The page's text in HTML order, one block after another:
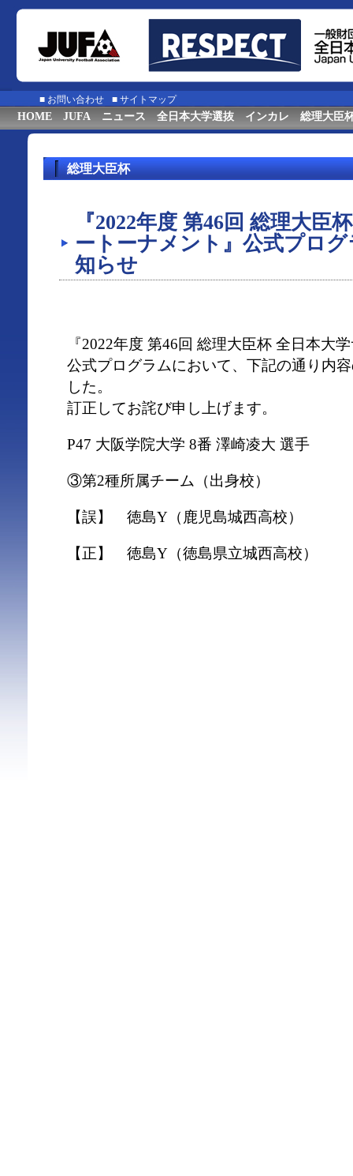
■ お問い合わせ ■ サイトマップ
HOME JUFA ニュース 全日本大学選抜 インカレ 総理大臣
総理大臣杯
『2022年度 第46回 総理大臣
ートーナメント』公式プロ
知らせ
『2022年度 第46回 総理大臣杯 全日本大
公式プログラムにおいて、下記の通り内
した。
訂正してお詫び申し上げます。
P47 大阪学院大学 8番 澤崎凌大 選手
③第2種所属チーム（出身校）
【誤】 徳島Y（鹿児島城西高校）
【正】 徳島Y（徳島県立城西高校）